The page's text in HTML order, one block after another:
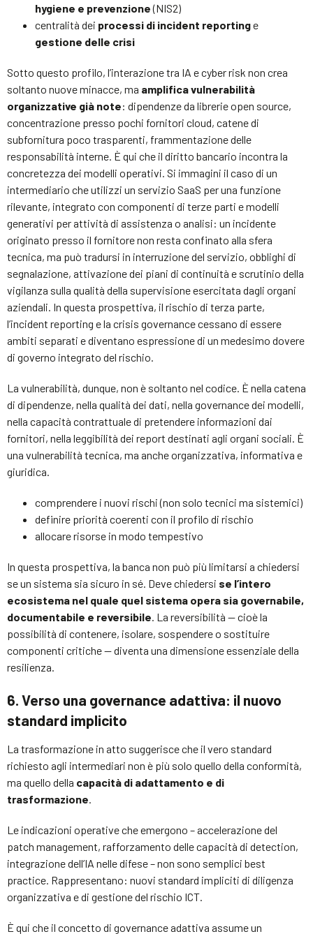
hygiene e prevenzione(NIS2)
centralità dei processi di incident reportinge
gestione delle crisi
Sotto questo profilo, l’interazione tra IA e cyber risk non crea
soltanto nuove minacce, ma amplifica vulnerabilità
organizzative già note: dipendenze da librerie open source,
concentrazione presso pochi fornitori cloud, catene di
subfornitura poco trasparenti, frammentazione delle
responsabilità interne. È qui che il diritto bancario incontra la
concretezza dei modelli operativi. Si immagini il caso di un
intermediario che utilizzi un servizio SaaS per una funzione
rilevante, integrato con componenti di terze parti e modelli
generativi per attività di assistenza o analisi: un incidente
originato presso il fornitore non resta confinato alla sfera
tecnica, ma può tradursi in interruzione del servizio, obblighi di
segnalazione, attivazione dei piani di continuità e scrutinio della
vigilanza sulla qualità della supervisione esercitata dagli organi
aziendali. In questa prospettiva, il rischio di terza parte,
l’incident reporting e la crisis governance cessano di essere
ambiti separati e diventano espressione di un medesimo dovere
di governo integrato del rischio.
La vulnerabilità, dunque, non è soltanto nel codice. È nella catena
di dipendenze, nella qualità dei dati, nella governance dei modelli,
nella capacità contrattuale di pretendere informazioni dai
fornitori, nella leggibilità dei report destinati agli organi sociali. È
una vulnerabilità tecnica, ma anche organizzativa, informativa e
giuridica.
comprendere i nuovi rischi (non solo tecnici ma sistemici)
definire priorità coerenti con il profilo di rischio
allocare risorse in modo tempestivo
In questa prospettiva, la banca non può più limitarsi a chiedersi
se un sistema sia sicuro in sé. Deve chiedersi se l’intero
ecosistema nel quale quel sistema opera sia governabile,
documentabile e reversibile. La reversibilità — cioè la
possibilità di contenere, isolare, sospendere o sostituire
componenti critiche — diventa una dimensione essenziale della
resilienza.
6. Verso una governance adattiva: il nuovo
standard implicito
La trasformazione in atto suggerisce che il vero standard
richiesto agli intermediari non è più solo quello della conformità,
ma quello della capacità di adattamento e di
trasformazione.
Le indicazioni operative che emergono – accelerazione del
patch management, rafforzamento delle capacità di detection,
integrazione dell’IA nelle difese – non sono semplici best
practice. Rappresentano: nuovi standard impliciti di diligenza
organizzativa e di gestione del rischio ICT.
È qui che il concetto di governance adattiva assume un